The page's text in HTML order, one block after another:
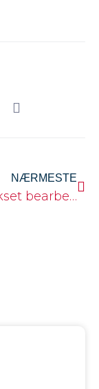
NÆRMESTE
CNC 5-akset bearbejdningscenter er klar til brug